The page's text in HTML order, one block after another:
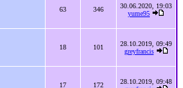
63 346
30.06.2020, 19:03
yume95
18 101
28.10.2019, 09:49
greyfrancis
17 172
28.10.2019, 09:48